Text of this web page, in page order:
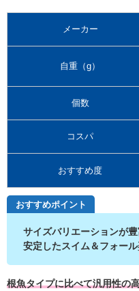
メーカー
自重（g）
個数
コスパ
おすすめ度
おすすめポイント
サイズバリエーションが豊
安定したスイム＆フォー
根魚タイプに比べて汎用性の